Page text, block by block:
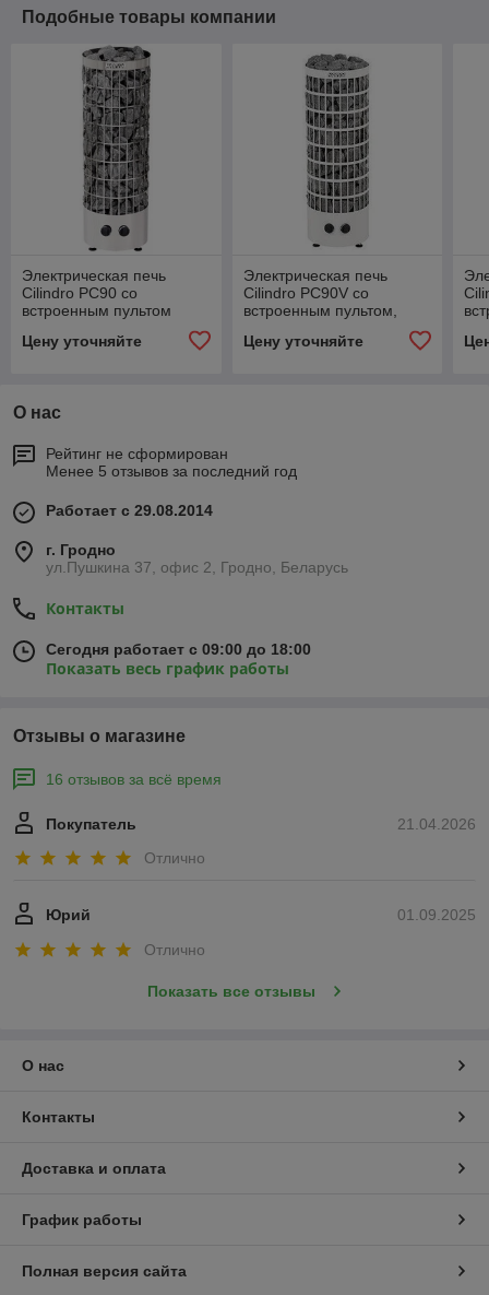
Подобные товары компании
Электрическая печь
Cilindro PC90 со
встроенным пультом
Цену уточняйте
Электрическая печь
Cilindro PC90V со
встроенным пультом,
Цену уточняйте
О нас
Рейтинг не сформирован
Менее 5 отзывов за последний год
Работает с 29.08.2014
г. Гродно
ул.Пушкина 37, офис 2, Гродно, Беларусь
Контакты
Сегодня работает с 09:00 до 18:00
Показать весь график работы
Отзывы о магазине
16 отзывов за всё время
21.04.2026
Покупатель
Отлично
01.09.2025
Юрий
Отлично
Показать все отзывы
О нас
Контакты
Доставка и оплата
График работы
Полная версия сайта